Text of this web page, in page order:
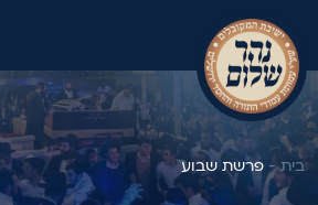
בית - פרשת שבוע